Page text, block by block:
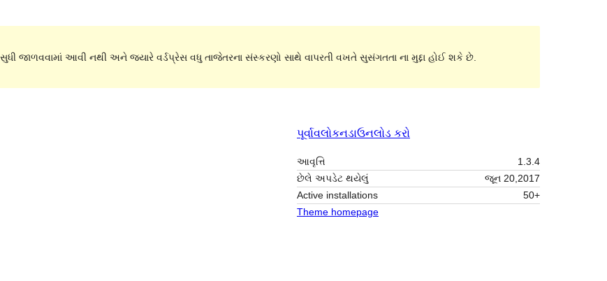
જાળવવામાં આવી નથી અને જ્યારે વર્ડપ્રેસ વધુ તાજેતરના સંસ્કરણો સાથે વાપરતી વખતે સુસંગતતા ના મુદ્દા હોઈ શકે છે.
પૂર્વાવલોકનડાઉનલોડ કરો
આવૃત્તિ
1.3.4
છેલે અપડેટ થયેલું
જૂન 20,2017
Active installations
50+
Theme homepage